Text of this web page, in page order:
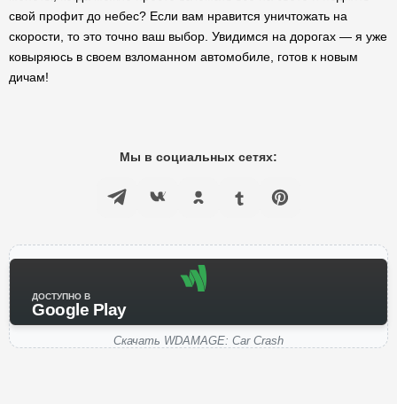
свой профит до небес? Если вам нравится уничтожать на
скорости, то это точно ваш выбор. Увидимся на дорогах — я уже
ковыряюсь в своем взломанном автомобиле, готов к новым
дичам!
Мы в социальных сетях:
ДОСТУПНО В
Google Play
Скачать WDAMAGE: Car Crash